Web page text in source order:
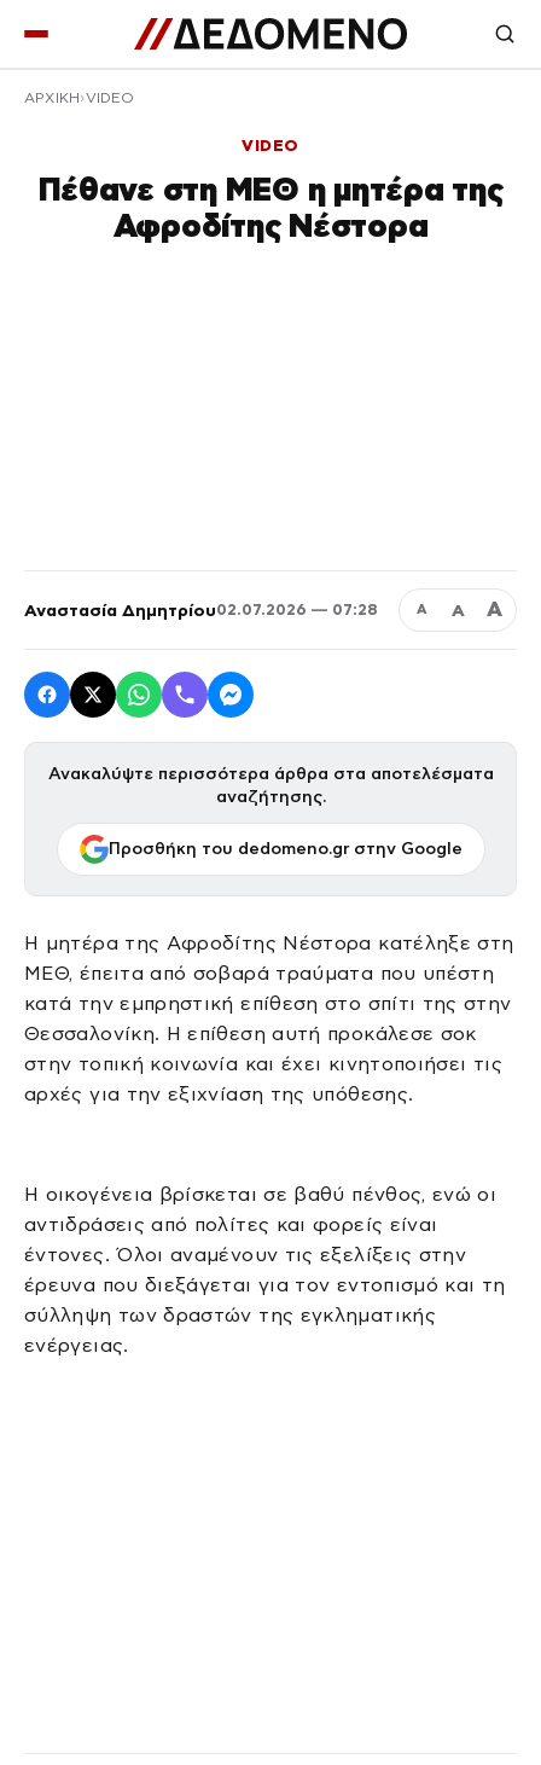
ΑΡΧΙΚΉ VIDEO
VIDEO
Πέθανε στη ΜΕΘ η μητέρα της
Αφροδίτης Νέστορα
Αναστασία Δημητρίου02.07.2026 — 07:28 Α Α Α
Ανακαλύψτε περισσότερα άρθρα στα αποτελέσματα
αναζήτησης.
Προσθήκη του dedomeno.gr στην Google
Η μητέρα της Αφροδίτης Νέστορα κατέληξε στη
ΜΕΘ, έπειτα από σοβαρά τραύματα που υπέστη
κατά την εμπρηστική επίθεση στο σπίτι της στην
Θεσσαλονίκη. Η επίθεση αυτή προκάλεσε σοκ
στην τοπική κοινωνία και έχει κινητοποιήσει τις
αρχές για την εξιχνίαση της υπόθεσης.
Η οικογένεια βρίσκεται σε βαθύ πένθος, ενώ οι
αντιδράσεις από πολίτες και φορείς είναι
έντονες. Όλοι αναμένουν τις εξελίξεις στην
έρευνα που διεξάγεται για τον εντοπισμό και τη
σύλληψη των δραστών της εγκληματικής
ενέργειας.